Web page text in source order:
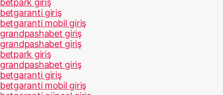
betgaranti giriş
betgaranti mobil giriş
grandpashabet giriş
grandpashabet giriş
betpark giriş
grandpashabet giriş
betgaranti giriş
betgaranti mobil giriş